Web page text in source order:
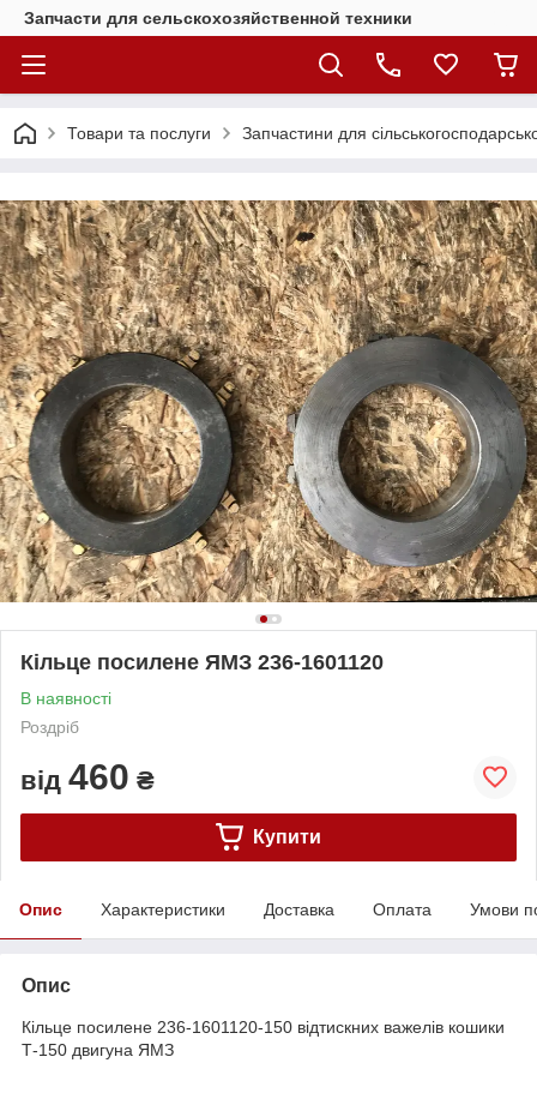
Запчасти для сельскохозяйственной техники
Товари та послуги Запчастини для
Кільце посилене ЯМЗ 236-1601120
В наявності
Роздріб
від 460 ₴
Купити
Опис Характеристики Доставка Оплата Умови
Опис
Кільце посилене 236-1601120-150 відтискних важелів кошики
Т-150 двигуна ЯМЗ